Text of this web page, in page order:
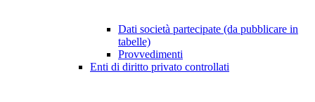
Dati società partecipate (da pubblicare in
tabelle)
Provvedimenti
Enti di diritto privato controllati